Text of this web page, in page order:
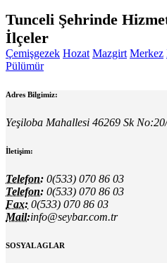
Tunceli Şehrinde
İlçeler
Çemişgezek Hozat Mazgirt Merkez
Pülümür
Adres Bilgimiz:
Yeşiloba Mahallesi 46269 Sk
İletişim:
Telefon: 0(533) 070 86 03
Telefon: 0(533) 070 86 03
Fax: 0(533) 070 86 03
Mail:info@seybar.com.tr
SOSYAL AGLAR